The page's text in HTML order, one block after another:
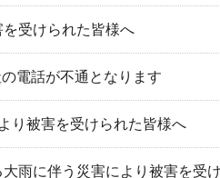
受けられた皆様へ
電話が不通となります
り被害を受けられた皆様へ
雨に伴う災害により被害を受